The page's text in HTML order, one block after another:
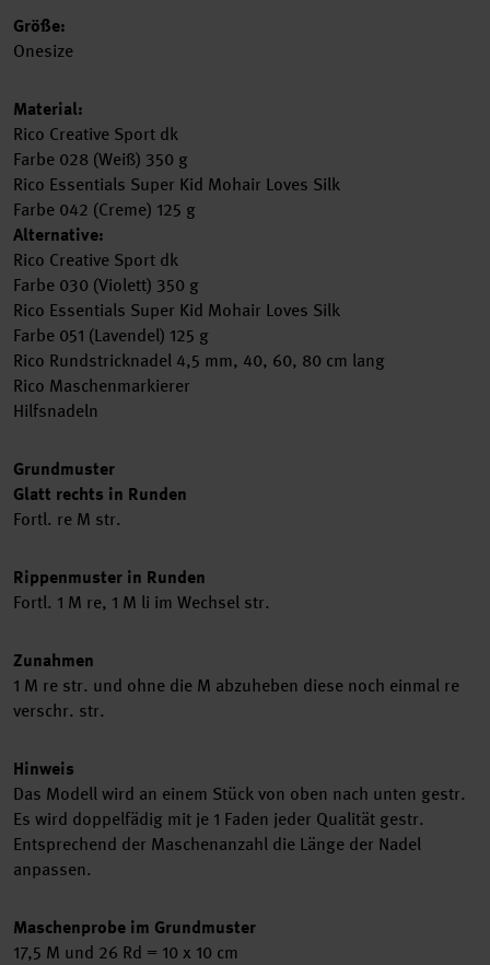
Größe:
Onesize
Material:
Rico Creative Sport dk
Farbe 028 (Weiß) 350 g
Rico Essentials Super Kid Mohair Loves Silk
Farbe 042 (Creme) 125 g
Alternative:
Rico Creative Sport dk
Farbe 030 (Violett) 350 g
Rico Essentials Super Kid Mohair Loves Silk
Farbe 051 (Lavendel) 125 g
Rico Rundstricknadel 4,5 mm, 40, 60, 80 cm lang
Rico Maschenmarkierer
Hilfsnadeln
Grundmuster
Glatt rechts in Runden
Fortl. re M str.
Rippenmuster in Runden
Fortl. 1 M re, 1 M li im Wechsel str.
Zunahmen
1 M re str. und ohne die M abzuheben diese noch einmal re
verschr. str.
Hinweis
Das Modell wird an einem Stück von oben nach unten gestr.
Es wird doppelfädig mit je 1 Faden jeder Qualität gestr.
Entsprechend der Maschenanzahl die Länge der Nadel
anpassen.
Maschenprobe im Grundmuster
17,5 M und 26 Rd = 10 x 10 cm